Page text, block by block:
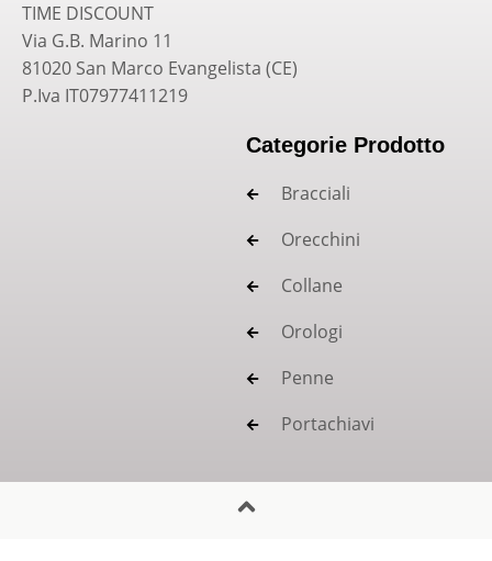
TIME DISCOUNT
Via G.B. Marino 11
81020 San Marco Evangelista (CE)
P.Iva IT07977411219
Categorie Prodotto
Bracciali
Orecchini
Collane
Orologi
Penne
Portachiavi